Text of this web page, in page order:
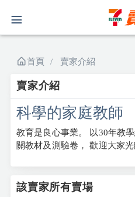
首頁 賣家介紹
賣家介紹
科學的家庭教師
教育是良心事業。 以30年教
關教材及測驗卷， 歡迎大家光
該賣家所有賣場